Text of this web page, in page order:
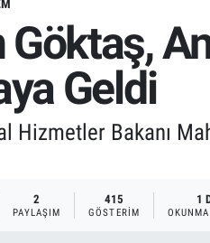
Göktaş,
Geldi
Hizmetler Bakanı
2
PAYLAŞIM
415
GÖSTERIM
1